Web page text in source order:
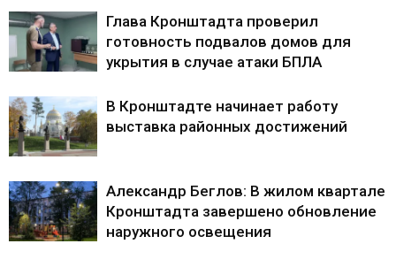
Глава Кронштадта проверил
готовность подвалов домов для
укрытия в случае атаки БПЛА
В Кронштадте начинает работу
выставка районных достижений
Александр Беглов: В жилом квартале
Кронштадта завершено обновление
наружного освещения